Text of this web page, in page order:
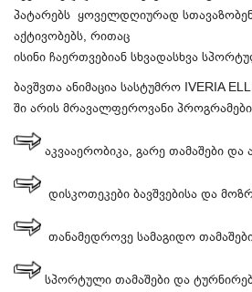
პატარებს ყოველდღიურად
აქტივობებს, რითაც
ისინი ჩაერთვებიან სხვადასხვა
ბავშვთა ანიმაცია სასტუმრო IVERIA
ში არის მრავალფეროვანი
აკვააერობიკა, გარე თამაშები და
დისკოთეკები ბავშვებისა და
თანამედროვე სამაგიდო
სპორტული თამაშები და